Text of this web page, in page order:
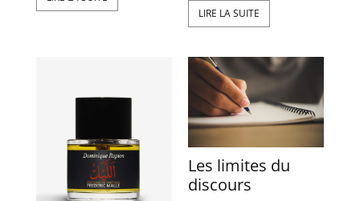
LIRE LA SUITE
Les limites du
discours